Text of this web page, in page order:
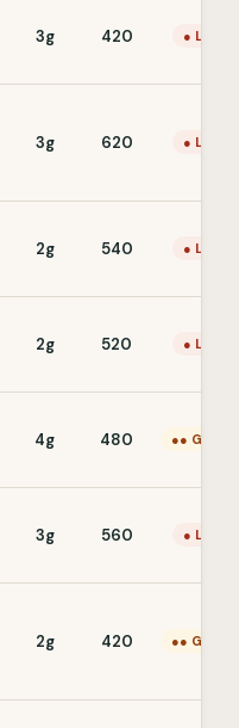
3g 420 ● Laag
3g 620 ● Laag
2g 540 ● Laag
2g 520 ● Laag
4g 480 ●● Gemid.
3g 560 ● Laag
2g 420 ●● Gemid.